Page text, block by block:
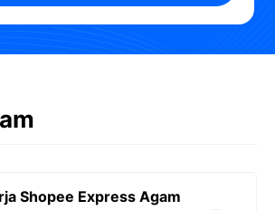
Shopee Express Agam